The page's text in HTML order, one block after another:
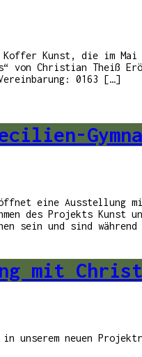
Kunst, die im Mai
von Christian Theiß
0163 […]
eine Ausstellung
des Projekts
sein und sind
mit
unserem neuen